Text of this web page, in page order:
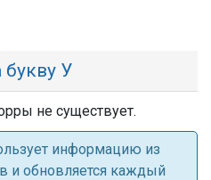
У
не существует.
информацию из
и обновляется каждый